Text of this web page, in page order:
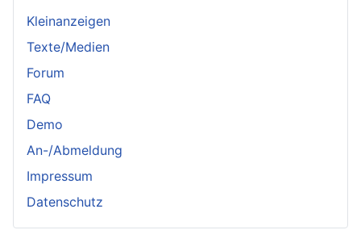
Kleinanzeigen
Texte/Medien
Forum
FAQ
Demo
An-/Abmeldung
Impressum
Datenschutz